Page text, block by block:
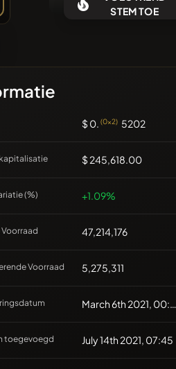
recente munten
STEM TOE
$ 0. (0x2) 5202
$ 245,618.00
(%) +1.09%
Voorraad 47,214,176
Voorraad 5,275,311
March 6th 2021, 00:00
toegevoegd July 14th 2021, 07:45